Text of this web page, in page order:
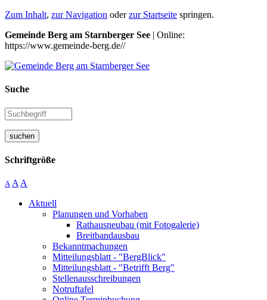
Zum Inhalt, zur Navigation oderzur Startseite springen.
Gemeinde Berg am Starnberger See | Online:
https://www.gemeinde-berg.de//
Suche
suchen
Schriftgröße
A A A
Aktuell
Planungen und Vorhaben
Rathausneubau (mit Fotogalerie)
Breitbandausbau
Bekanntmachungen
Mitteilungsblatt - "BergBlick"
Mitteilungsblatt - "Betrifft Berg"
Stellenausschreibungen
Notruftafel